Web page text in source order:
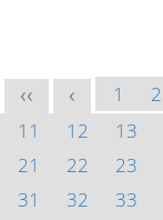
<< < 1 2
11
12 13
21
22 23
31
32 33